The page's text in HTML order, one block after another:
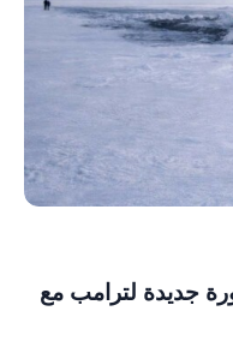
جديدة لترامب مع